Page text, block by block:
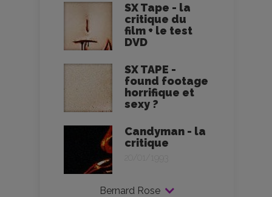
SX Tape - la
critique du
film + le test
DVD
SX TAPE -
found footage
horrifique et
sexy ?
Candyman - la
critique
Bernard Rose